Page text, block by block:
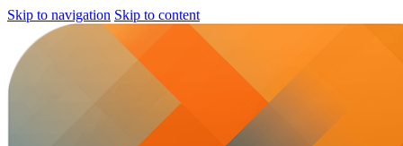
Skip to navigation Skip to content